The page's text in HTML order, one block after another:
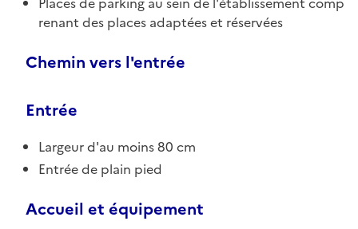
renant des places adaptées et réservées
Chemin vers l'entrée
Entrée
Largeur d'au moins 80 cm
Entrée de plain pied
Accueil et équipement